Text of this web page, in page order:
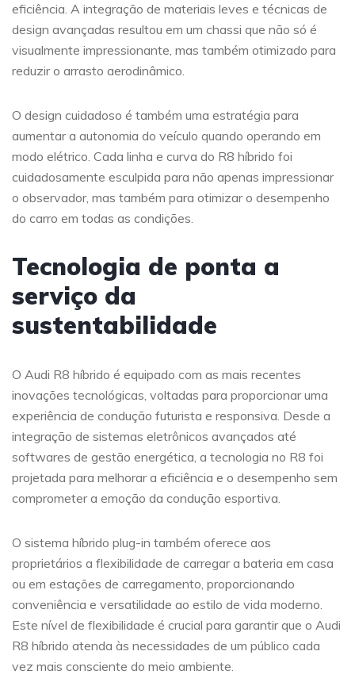
eficiência. A integração de materiais leves e técnicas de
design avançadas resultou em um chassi que não só é
visualmente impressionante, mas também otimizado para
reduzir o arrasto aerodinâmico.
O design cuidadoso é também uma estratégia para
aumentar a autonomia do veículo quando operando em
modo elétrico. Cada linha e curva do R8 híbrido foi
cuidadosamente esculpida para não apenas impressionar
o observador, mas também para otimizar o desempenho
do carro em todas as condições.
Tecnologia de ponta a
serviço da
sustentabilidade
O Audi R8 híbrido é equipado com as mais recentes
inovações tecnológicas, voltadas para proporcionar uma
experiência de condução futurista e responsiva. Desde a
integração de sistemas eletrônicos avançados até
softwares de gestão energética, a tecnologia no R8 foi
projetada para melhorar a eficiência e o desempenho sem
comprometer a emoção da condução esportiva.
O sistema híbrido plug-in também oferece aos
proprietários a flexibilidade de carregar a bateria em casa
ou em estações de carregamento, proporcionando
conveniência e versatilidade ao estilo de vida moderno.
Este nível de flexibilidade é crucial para garantir que o Audi
R8 híbrido atenda às necessidades de um público cada
vez mais consciente do meio ambiente.